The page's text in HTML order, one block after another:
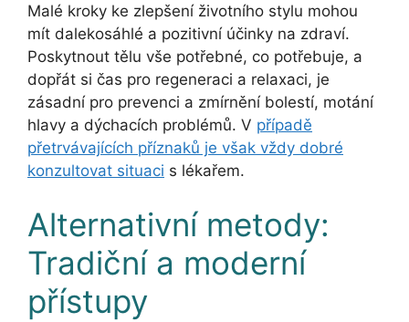
Malé kroky ke zlepšení životního stylu mohou
mít dalekosáhlé a pozitivní účinky na zdraví.
Poskytnout tělu vše potřebné, co potřebuje, a
dopřát si čas pro regeneraci a relaxaci, je
zásadní pro prevenci a zmírnění bolestí, motání
hlavy a dýchacích problémů. V případě
přetrvávajících příznaků je však vždy dobré
konzultovat situaci s lékařem.
Alternativní metody:
Tradiční a moderní
přístupy